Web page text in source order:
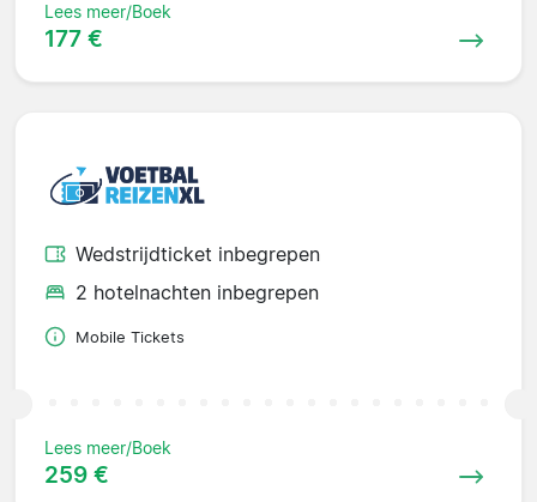
Lees meer/Boek
177 €
Wedstrijdticket inbegrepen
2 hotelnachten inbegrepen
Mobile Tickets
Lees meer/Boek
259 €